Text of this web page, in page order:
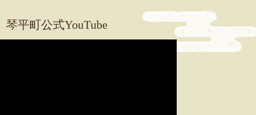
琴平町公式YouTube